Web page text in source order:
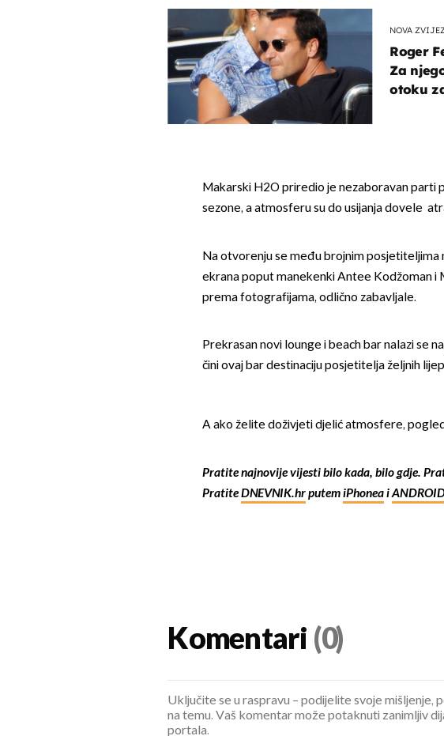
NOVA
Roger
Za
otoku
Makarski H2O priredio je nezaboravan parti
sezone, a atmosferu su do usijanja dovele
Na otvorenju se među brojnim posjetiteljima
ekrana poput manekenki Antee Kodžoman i
prema fotografijama, odlično zabavljale.
Prekrasan novi lounge i beach bar nalazi se
čini ovaj bar destinaciju posjetitelja željnih
A ako želite doživjeti djelić atmosfere,
Pratite najnovije vijesti bilo kada, bilo gdje.
PratiteDNEVNIK.hrputemiPhoneai
Komentari (0)
Uključite se u raspravu – podijelite svoje mišljenje,
na temu. Vaš komentar može potaknuti zanimljiv
portala.